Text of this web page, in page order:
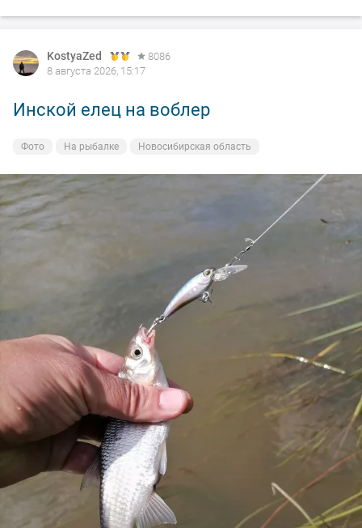
KostyaZed
8086
8 августа 2026, 15:17
Инской елец на воблер
Фото На рыбалке Новосибирская область